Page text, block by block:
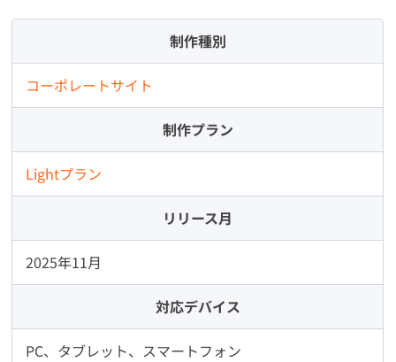
制作種別
コーポレートサイト
制作プラン
Lightプラン
リリース月
2025年11月
対応デバイス
PC、タブレット、スマートフォン